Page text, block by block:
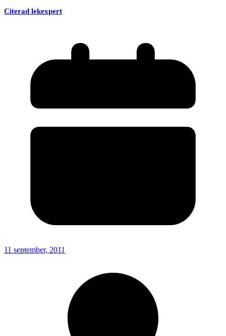
Citerad lekexpert
11 september, 2011